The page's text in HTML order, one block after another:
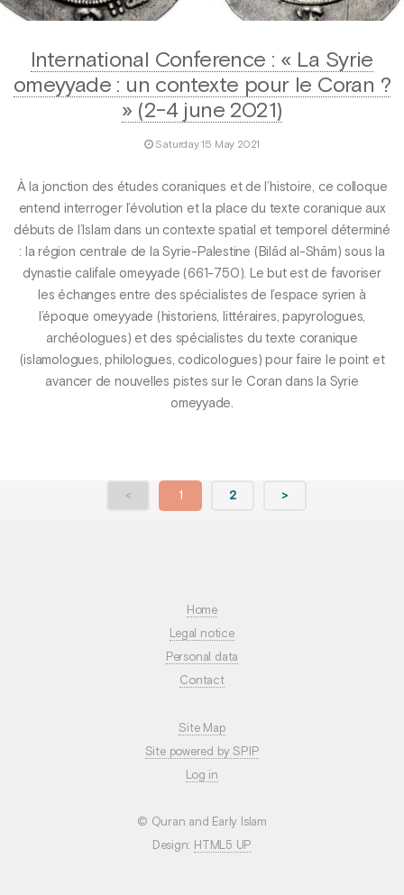
International Conference : « La Syrie
omeyyade : un contexte pour le Coran ?
» (2-4 june 2021)
Saturday 15 May 2021
À la jonction des études coraniques et de l’histoire, ce colloque
entend interroger l’évolution et la place du texte coranique aux
débuts de l’Islam dans un contexte spatial et temporel déterminé
: la région centrale de la Syrie-Palestine (Bilād al-Shām) sous la
dynastie califale omeyyade (661-750). Le but est de favoriser
les échanges entre des spécialistes de l’espace syrien à
l’époque omeyyade (historiens, littéraires, papyrologues,
archéologues) et des spécialistes du texte coranique
(islamologues, philologues, codicologues) pour faire le point et
avancer de nouvelles pistes sur le Coran dans la Syrie
omeyyade.
< 1 2 >
Home
Legal notice
Personal data
Contact
Site Map
Site powered by SPIP
Log in
© Quran and Early Islam
Design: HTML5 UP